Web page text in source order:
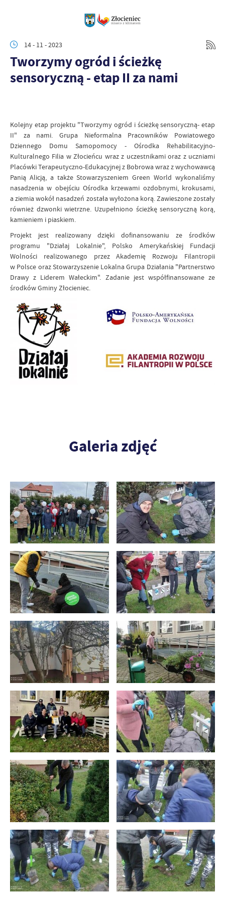
14 - 11 - 2023
Tworzymy ogród i ścieżkę
sensoryczną - etap II za nami
Kolejny etap projektu "Tworzymy ogród i ścieżkę sensoryczną- etap
II" za nami. Grupa Nieformalna Pracowników Powiatowego
Dziennego Domu Samopomocy - Ośrodka Rehabilitacyjno-
Kulturalnego Filia w Złocieńcu wraz z uczestnikami oraz z uczniami
Placówki Terapeutyczno-Edukacyjnej z Bobrowa wraz z wychowawcą
Panią Alicją, a także Stowarzyszeniem Green World wykonaliśmy
nasadzenia w obejściu Ośrodka krzewami ozdobnymi, krokusami,
a ziemia wokół nasadzeń została wyłożona korą. Zawieszone zostały
również dzwonki wietrzne. Uzupełniono ścieżkę sensoryczną korą,
kamieniem i piaskiem.
Projekt jest realizowany dzięki dofinansowaniu ze środków
programu "Działaj Lokalnie", Polsko Amerykańskiej Fundacji
Wolności realizowanego przez Akademię Rozwoju Filantropii
w Polsce oraz Stowarzyszenie Lokalna Grupa Działania "Partnerstwo
Drawy z Liderem Wałeckim". Zadanie jest współfinansowane ze
środków Gminy Złocieniec.
Galeria zdjęć